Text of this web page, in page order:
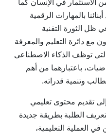
بالمهارات الرقمية
ظل الثورة التقنية
مع دائرة التعليم والمعرفة
توظف الذكاء الاصطناعي
باعتبارهما من أهم
وتنمية قدراته.
تقديم محتوى تعليمي
الطلبة بطريقة جديدة
العملية التعليمية،